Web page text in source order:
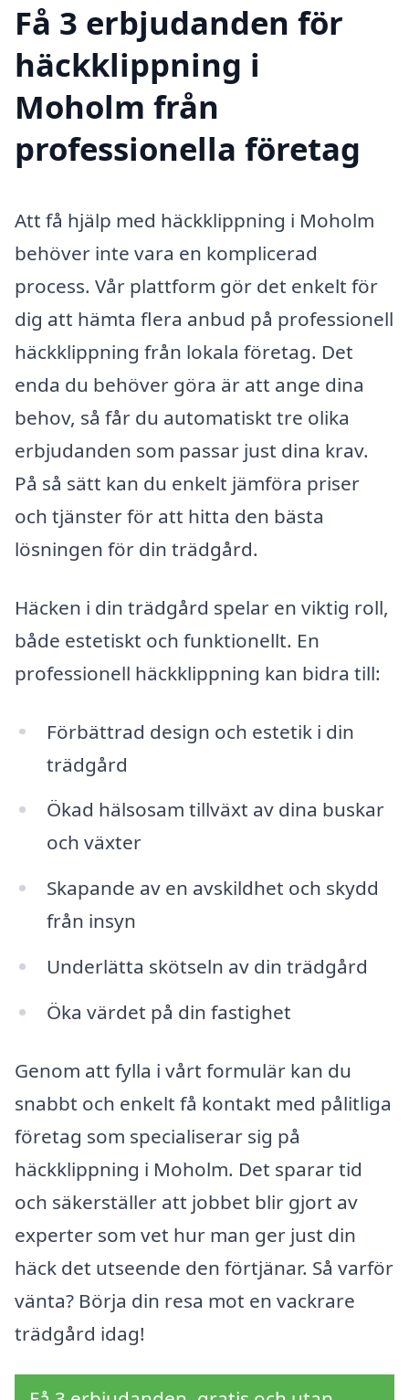
Få 3 erbjudanden för
häckklippning i
Moholm från
professionella företag
Att få hjälp med häckklippning i Moholm
behöver inte vara en komplicerad
process. Vår plattform gör det enkelt för
dig att hämta flera anbud på professionell
häckklippning från lokala företag. Det
enda du behöver göra är att ange dina
behov, så får du automatiskt tre olika
erbjudanden som passar just dina krav.
På så sätt kan du enkelt jämföra priser
och tjänster för att hitta den bästa
lösningen för din trädgård.
Häcken i din trädgård spelar en viktig roll,
både estetiskt och funktionellt. En
professionell häckklippning kan bidra till:
Förbättrad design och estetik i din
trädgård
Ökad hälsosam tillväxt av dina buskar
och växter
Skapande av en avskildhet och skydd
från insyn
Underlätta skötseln av din trädgård
Öka värdet på din fastighet
Genom att fylla i vårt formulär kan du
snabbt och enkelt få kontakt med pålitliga
företag som specialiserar sig på
häckklippning i Moholm. Det sparar tid
och säkerställer att jobbet blir gjort av
experter som vet hur man ger just din
häck det utseende den förtjänar. Så varför
vänta? Börja din resa mot en vackrare
trädgård idag!